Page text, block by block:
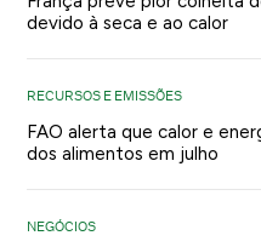
devido à seca e ao calor
RECURSOS E EMISSÕES
FAO alerta que calor e
dos alimentos em julho
NEGÓCIOS